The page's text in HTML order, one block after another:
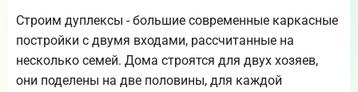
Строим дуплексы - большие современные каркасные
постройки с двумя входами, рассчитанные на
несколько семей. Дома строятся для двух хозяев,
они поделены на две половины, для каждой